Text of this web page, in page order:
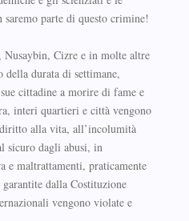
saremo parte di questo crimine!
Cizre e in molte altre
durata di settimane,
cittadine a morire di fame e
interi quartieri e città vengono
alla vita, all’incolumità
sicuro dagli abusi, in
maltrattamenti, praticamente
dalla Costituzione
vengono violate e